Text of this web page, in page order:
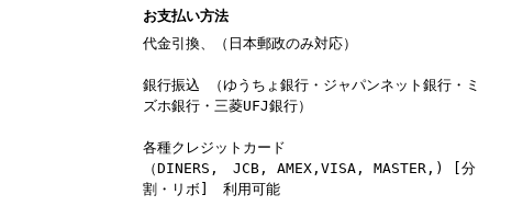
お支払い方法
代金引換、（日本郵政のみ対応）
銀行振込 （ゆうちょ銀行・ジャパンネット銀行・ミ
ズホ銀行・三菱UFJ銀行）
各種クレジットカード
（DINERS, JCB, AMEX,VISA, MASTER,) [分
割・リボ] 利用可能